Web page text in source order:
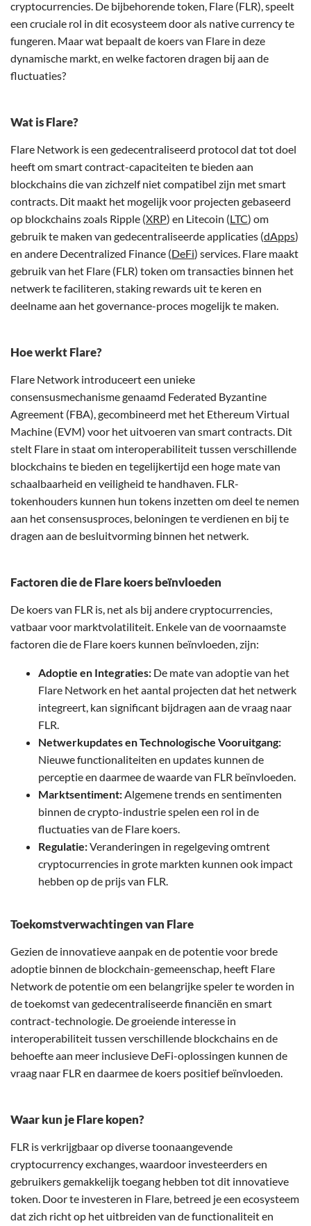
cryptocurrencies. De bijbehorende token, Flare (FLR), speelt
een cruciale rol in dit ecosysteem door als native currency te
fungeren. Maar wat bepaalt de koers van Flare in deze
dynamische markt, en welke factoren dragen bij aan de
fluctuaties?
Wat is Flare?
Flare Network is een gedecentraliseerd protocol dat tot doel
heeft om smart contract-capaciteiten te bieden aan
blockchains die van zichzelf niet compatibel zijn met smart
contracts. Dit maakt het mogelijk voor projecten gebaseerd
op blockchains zoals Ripple (XRP) en Litecoin (LTC) om
gebruik te maken van gedecentraliseerde applicaties (dApps)
en andere Decentralized Finance (DeFi) services. Flare maakt
gebruik van het Flare (FLR) token om transacties binnen het
netwerk te faciliteren, staking rewards uit te keren en
deelname aan het governance-proces mogelijk te maken.
Hoe werkt Flare?
Flare Network introduceert een unieke
consensusmechanisme genaamd Federated Byzantine
Agreement (FBA), gecombineerd met het Ethereum Virtual
Machine (EVM) voor het uitvoeren van smart contracts. Dit
stelt Flare in staat om interoperabiliteit tussen verschillende
blockchains te bieden en tegelijkertijd een hoge mate van
schaalbaarheid en veiligheid te handhaven. FLR-
tokenhouders kunnen hun tokens inzetten om deel te nemen
aan het consensusproces, beloningen te verdienen en bij te
dragen aan de besluitvorming binnen het netwerk.
Factoren die de Flare koers beïnvloeden
De koers van FLR is, net als bij andere cryptocurrencies,
vatbaar voor marktvolatiliteit. Enkele van de voornaamste
factoren die de Flare koers kunnen beïnvloeden, zijn:
Adoptie en Integraties: De mate van adoptie van het
Flare Network en het aantal projecten dat het netwerk
integreert, kan significant bijdragen aan de vraag naar
FLR.
Netwerkupdates en Technologische Vooruitgang:
Nieuwe functionaliteiten en updates kunnen de
perceptie en daarmee de waarde van FLR beïnvloeden.
Marktsentiment:Algemene trends en sentimenten
binnen de crypto-industrie spelen een rol in de
fluctuaties van de Flare koers.
Regulatie:Veranderingen in regelgeving omtrent
cryptocurrencies in grote markten kunnen ook impact
hebben op de prijs van FLR.
Toekomstverwachtingen van Flare
Gezien de innovatieve aanpak en de potentie voor brede
adoptie binnen de blockchain-gemeenschap, heeft Flare
Network de potentie om een belangrijke speler te worden in
de toekomst van gedecentraliseerde financiën en smart
contract-technologie. De groeiende interesse in
interoperabiliteit tussen verschillende blockchains en de
behoefte aan meer inclusieve DeFi-oplossingen kunnen de
vraag naar FLR en daarmee de koers positief beïnvloeden.
Waar kun je Flare kopen?
FLR is verkrijgbaar op diverse toonaangevende
cryptocurrency exchanges, waardoor investeerders en
gebruikers gemakkelijk toegang hebben tot dit innovatieve
token. Door te investeren in Flare, betreed je een ecosysteem
dat zich richt op het uitbreiden van de functionaliteit en